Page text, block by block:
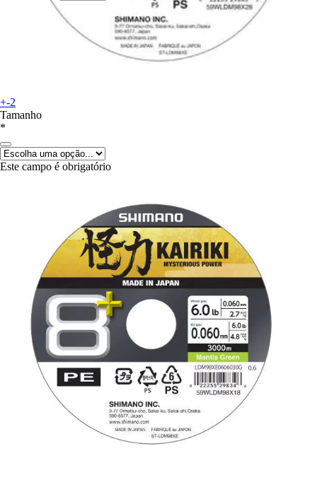
+-2
Tamanho
*
Este campo é obrigatório